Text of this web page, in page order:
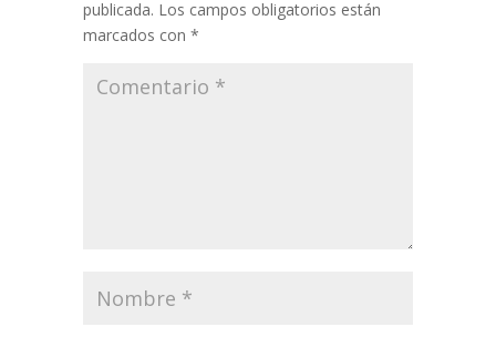
publicada. Los campos obligatorios están
marcados con *